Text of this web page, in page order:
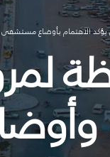
يؤكد الاهتمام بأوضاع مستشفى